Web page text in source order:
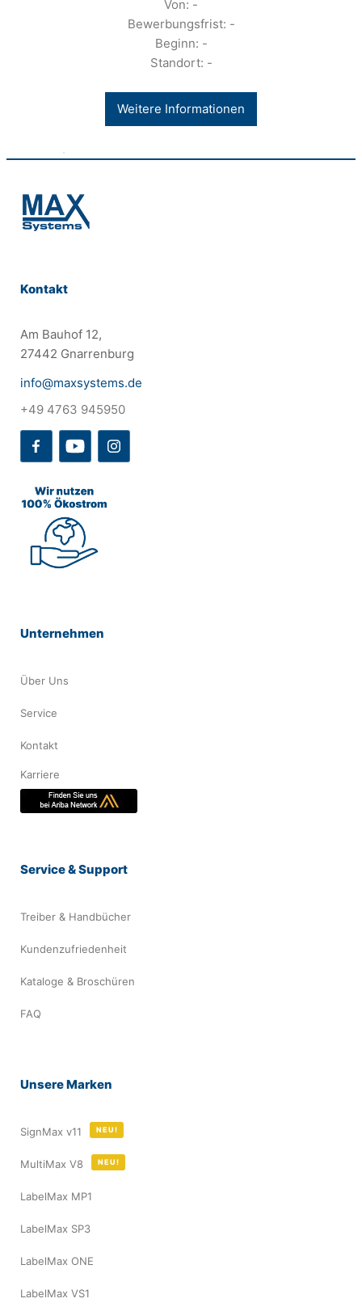
Von: -
Bewerbungsfrist: -
Beginn: -
Standort: -
Weitere Informationen
Kontakt
Am Bauhof 12,
27442 Gnarrenburg
info@maxsystems.de
+49 4763 945950
Unternehmen
Über Uns
Service
Kontakt
Karriere
Service & Support
Treiber & Handbücher
Kundenzufriedenheit
Kataloge & Broschüren
FAQ
Unsere Marken
SignMax v11 NEU!
MultiMax V8 NEU!
LabelMax MP1
LabelMax SP3
LabelMax ONE
LabelMax VS1